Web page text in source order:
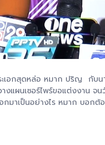
เอกสุดหล่อ หมาก ปริญ กับน
แผนเซอร์ไพร์ขอแต่งงาน จ
กมาเป็นอย่างไร หมาก บอก